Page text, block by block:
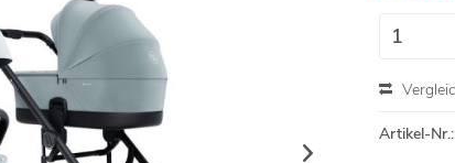
Artikel-Nr.: